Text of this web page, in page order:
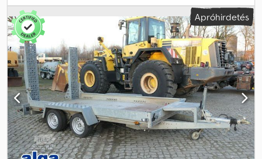
raktérmagasság:200 mm, teljes szélesség:2 400 mm, teljes
magasság:
, Autószállító felépítmény, tüzihorganyzott, V-
vontatórúddal, lapáttartóval, 20 cm magas hegesztett
oldalfalakkal, járható acél sárvédőkkel, oldalanként 4 rögzítési
profillal, alumínium bordáslemez padlóval, hátsó felhajtó rámpával,
"Stema/Knott" tengely(ekkel), lengéscsillapítókkal, nehéz
teherbírású támasztókerékkel, túlfutófék, kézifék. A jármű
feliratozható és/vagy reklámmal ragasztható. SI86465 Ajánlatunk
általában nem tartalmaz új TÜV vizsgát. Amennyiben új TÜV vizsgát
szeretne, partnerműhelyeink ajánlatot készítenek Önnek. A jármű
feliratozható és/vagy reklámmal ragasztható. Általános szállítási és
fizetési feltételeink érvényesek. Cjdpfx Amsy Nu Nlezsrf Szívesen
készítünk finanszírozási vagy lízing ajánlatot ehhez a járműhöz.
Apróhirdetés